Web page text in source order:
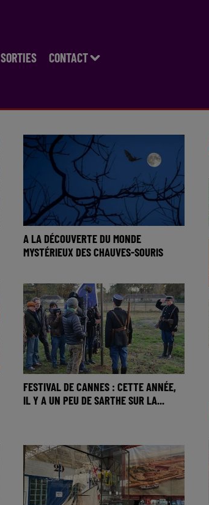
SORTIES CONTACT
A LA DÉCOUVERTE DU MONDE
MYSTÉRIEUX DES CHAUVES-SOURIS
FESTIVAL DE CANNES : CETTE ANNÉE,
IL Y A UN PEU DE SARTHE SUR LA...